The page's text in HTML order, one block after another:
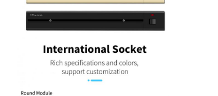
Coupe d'alimentation en retrait
Socket d'extension en retrait
Sockets de prise de tour
Boîte de connexion de table de conférence
Socket de sortie hydraulique